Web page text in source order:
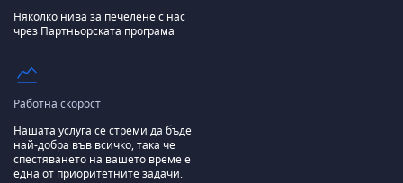
Няколко нива за печелене с нас
чрез Партньорската програма
Работна скорост
Нашата услуга се стреми да бъде
най-добра във всичко, така че
спестяването на вашето време е
една от приоритетните задачи.